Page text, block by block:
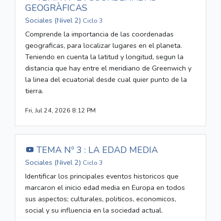
GEOGRÀFICAS
Sociales (Nivel 2) Ciclo 3
Comprende la importancia de las coordenadas
geograficas, para localizar lugares en el planeta.
Teniendo en cuenta la latitud y longitud, segun la
distancia que hay entre el meridiano de Greenwich y
la linea del ecuatorial desde cual quier punto de la
tierra.
Fri, Jul 24, 2026 8:12 PM
TEMA Nº 3 : LA EDAD MEDIA
Sociales (Nivel 2) Ciclo 3
Identificar los principales eventos historicos que
marcaron el inicio edad media en Europa en todos
sus aspectos; culturales, politicos, economicos,
social y su influencia en la sociedad actual.